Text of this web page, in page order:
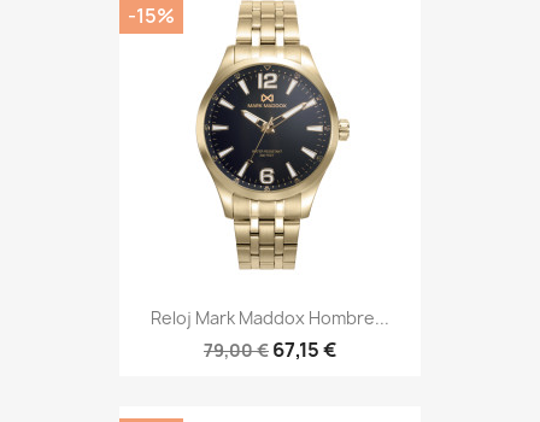
Reloj Mark Maddox Hombre...
79,00 € 67,15 €
-15%